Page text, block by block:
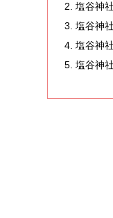
塩谷神
塩谷神
塩谷神
塩谷神